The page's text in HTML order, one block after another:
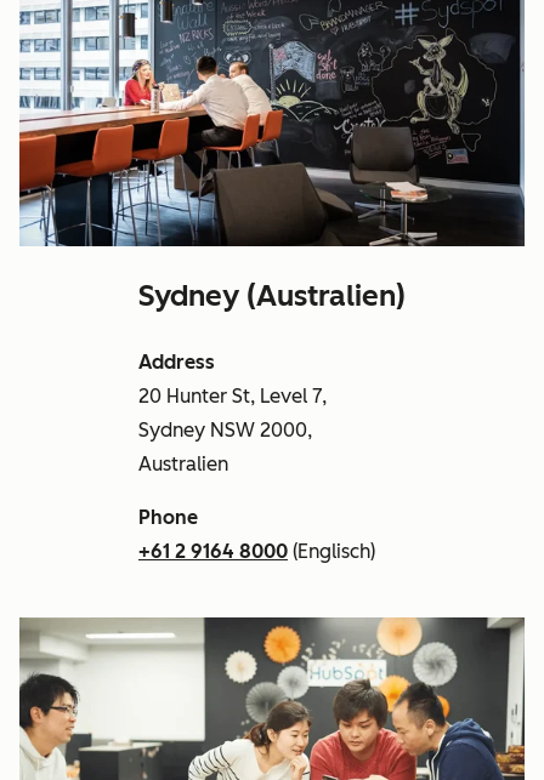
Sydney (Australien)
Address
20 Hunter St, Level 7,
Sydney NSW 2000,
Australien
Phone
+61 2 9164 8000 (Englisch)